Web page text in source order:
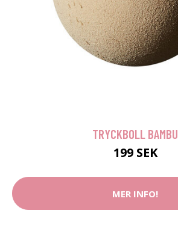
TRYCKBOLL BAMBU
199 SEK
MER INFO!